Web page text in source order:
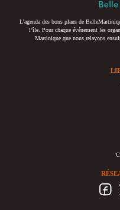
L’agenda des bons plans de
l’île. Pour chaque événement les
Martinique que nous relayons